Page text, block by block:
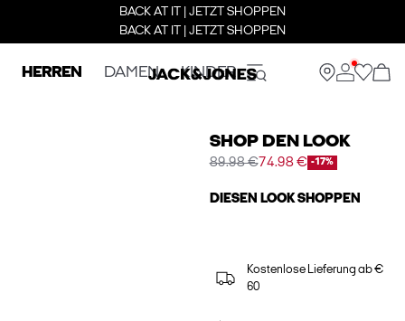
BACK AT IT | JETZT SHOPPEN
BACK AT IT | JETZT SHOPPEN
HERREN DAMEN KINDER
SHOP DEN LOOK
89.98 €74.98 € -17%
DIESEN LOOK SHOPPEN
Kostenlose Lieferung ab €
60